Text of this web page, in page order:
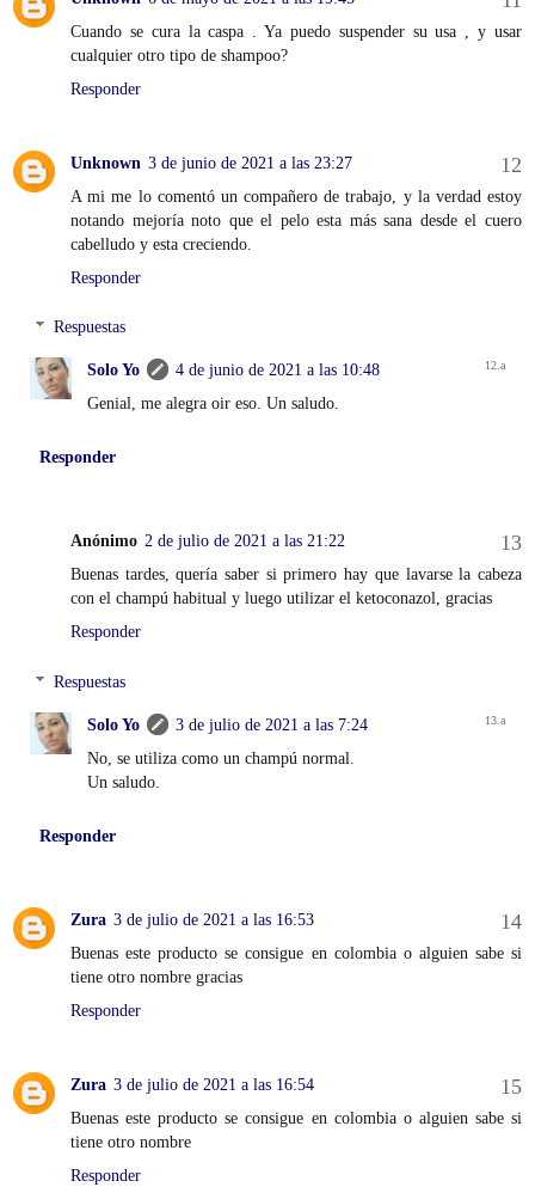
Cuando se cura la caspa . Ya puedo suspender su usa , y usar
cualquier otro tipo de shampoo?
Responder
Unknown 3 de junio de 2021 a las 23:27
A mi me lo comentó un compañero de trabajo, y la verdad estoy
notando mejoría noto que el pelo esta más sana desde el cuero
cabelludo y esta creciendo.
Responder
Respuestas
Solo Yo
4 de junio de 2021 a las 10:48
Genial, me alegra oir eso. Un saludo.
Responder
Anónimo 2 de julio de 2021 a las 21:22
Buenas tardes, quería saber si primero hay que lavarse la cabeza
con el champú habitual y luego utilizar el ketoconazol, gracias
Responder
Respuestas
Solo Yo
3 de julio de 2021 a las 7:24
No, se utiliza como un champú normal.
Un saludo.
Responder
Zura 3 de julio de 2021 a las 16:53
Buenas este producto se consigue en colombia o alguien sabe si
tiene otro nombre gracias
Responder
Zura 3 de julio de 2021 a las 16:54
Buenas este producto se consigue en colombia o alguien sabe si
tiene otro nombre
Responder